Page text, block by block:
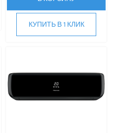
КУПИТЬ В 1 КЛИК